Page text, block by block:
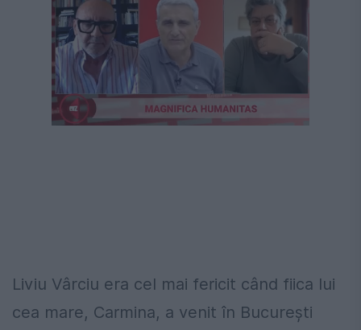
Următorul videoclip în 4 Anulează
Liviu Vârciu era cel mai fericit când fiica lui
cea mare, Carmina, a venit în București